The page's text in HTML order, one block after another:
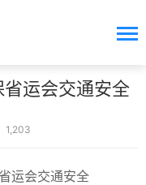
运会交通安全
1,203
运会交通安全